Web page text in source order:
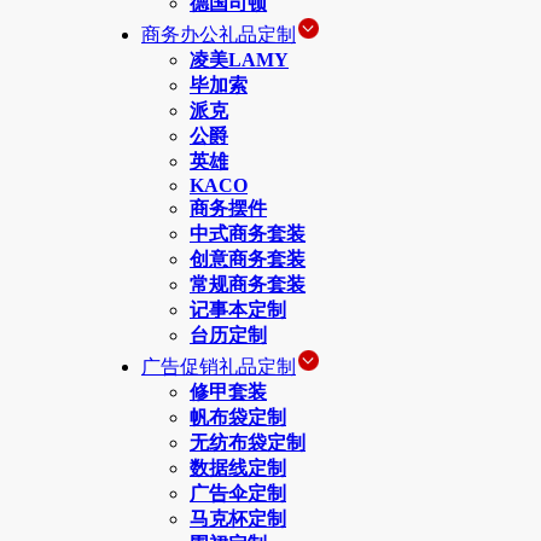
商务办公礼品定制
凌美LAMY
毕加索
派克
公爵
英雄
KACO
商务摆件
中式商务套装
创意商务套装
常规商务套装
记事本定制
台历定制
广告促销礼品定制
修甲套装
帆布袋定制
无纺布袋定制
数据线定制
广告伞定制
马克杯定制